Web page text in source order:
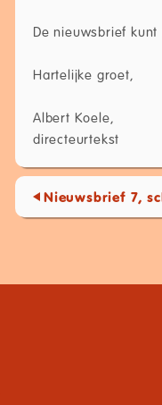
De nieuwsbrief
Hartelijke groet,
Albert Koele,
directeurtekst
Nieuwsbrief 7,